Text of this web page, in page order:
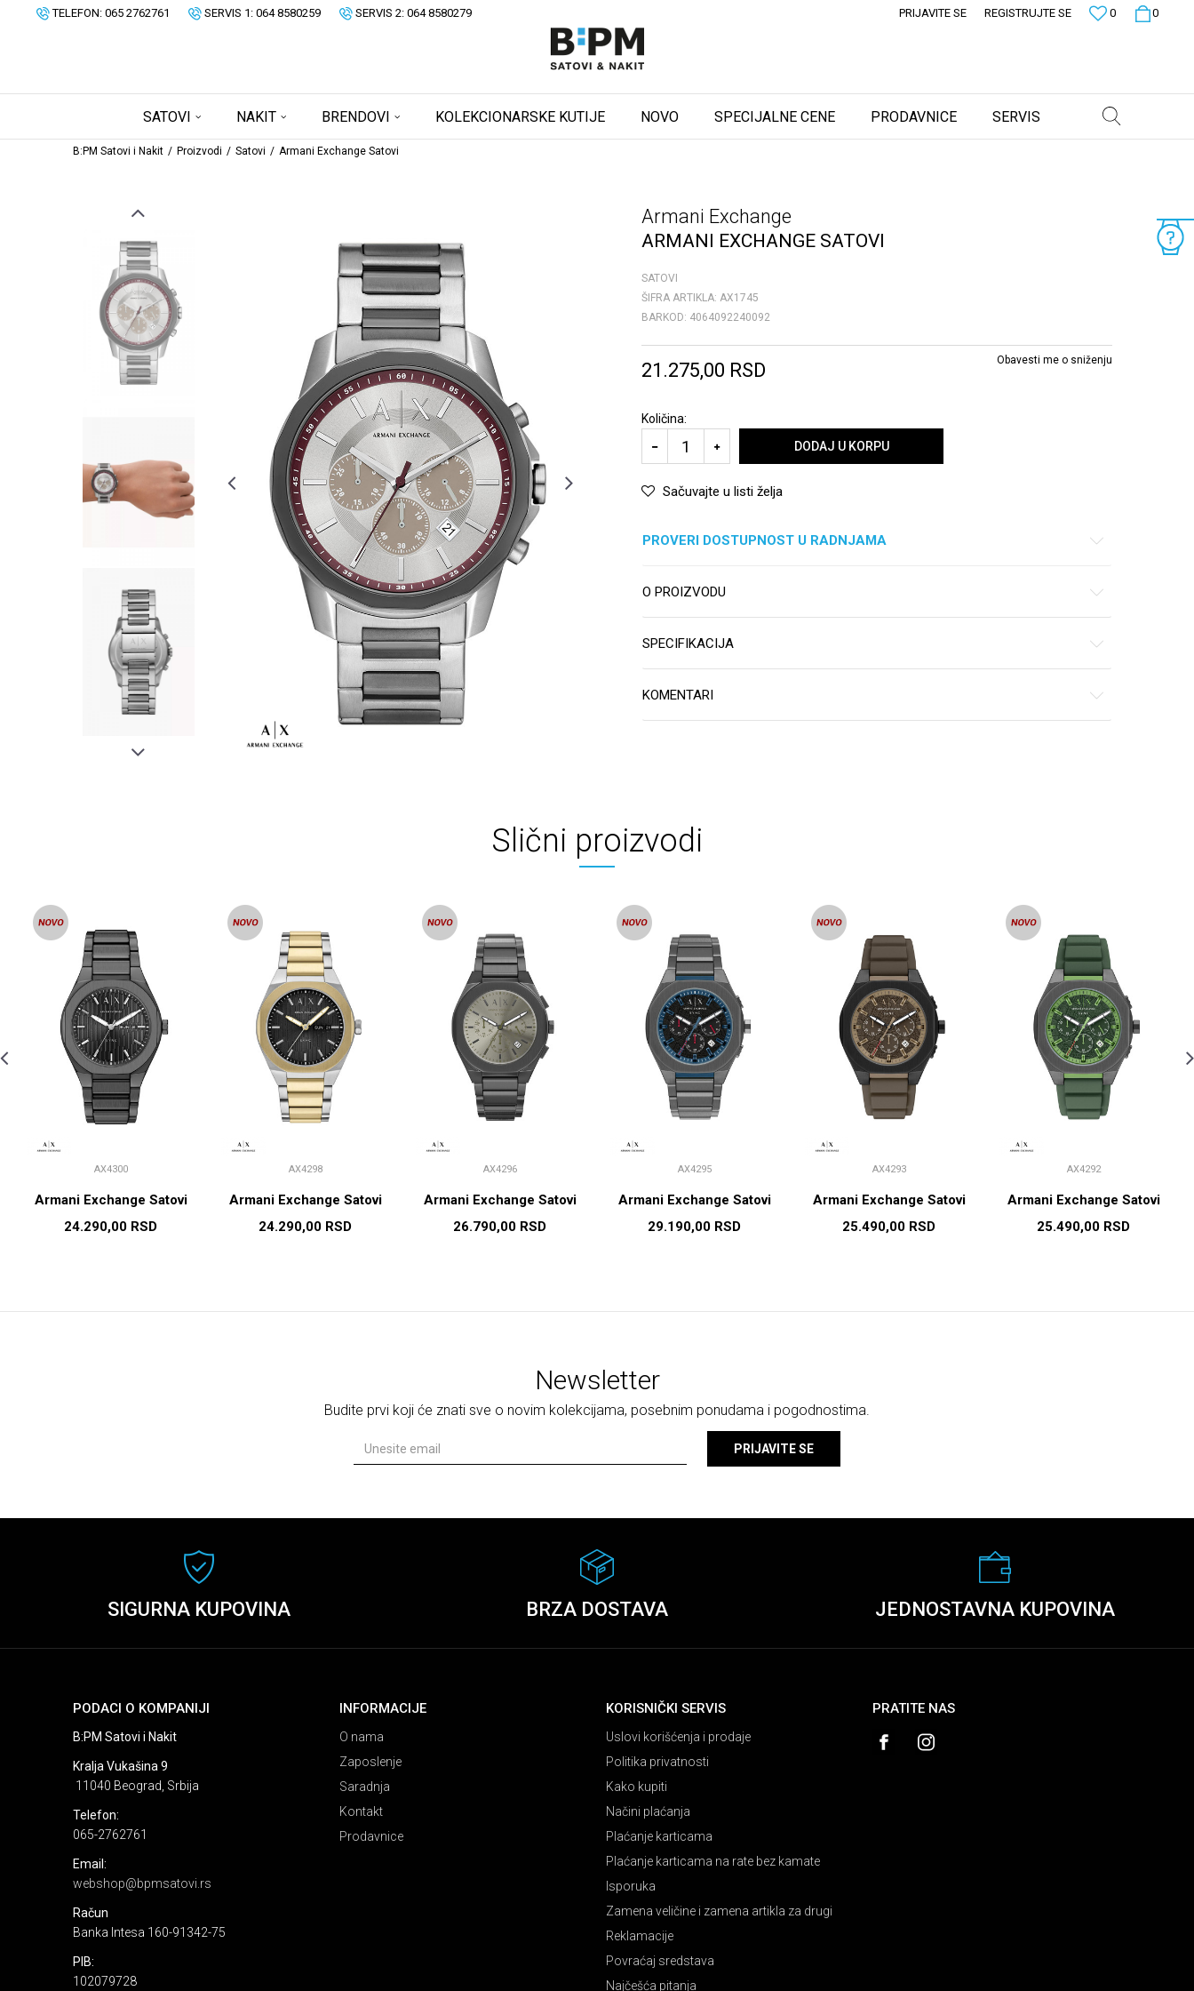
TELEFON: 065 2762761 SERVIS 1: 064 8580259 SERVIS 2: 064 8580279 0
0
PRIJAVITE SE REGISTRUJTE SE
SATOVI NAKIT BRENDOVI KOLEKCIONARSKE KUTIJE NOVO SPECIJALNE CENE PRODAVNICE SERVIS
B:PM Satovi i Nakit Proizvodi Satovi Armani Exchange Satovi
Armani Exchange
ARMANI EXCHANGE SATOVI
SATOVI
ŠIFRA ARTIKLA: AX1745
BARKOD: 4064092240092
21.275,00 RSD Obavesti me o sniženju
Količina:
DODAJ U KORPU
Sačuvajte u listi želja
PROVERI DOSTUPNOST U RADNJAMA
O PROIZVODU
SPECIFIKACIJA
KOMENTARI
Slični proizvodi
AX4300
Armani Exchange Satovi
24.290,00 RSD
AX4298
Armani Exchange Satovi
24.290,00 RSD
AX4296
Armani Exchange Satovi
26.790,00 RSD
AX4295
Armani Exchange Satovi
29.190,00 RSD
AX4293
Armani Exchange Satovi
25.490,00 RSD
AX4292
Armani Exchange Satovi
25.490,00 RSD
Newsletter
Budite prvi koji će znati sve o novim kolekcijama, posebnim ponudama i pogodnostima.
PRIJAVITE SE
SIGURNA KUPOVINA BRZA DOSTAVA JEDNOSTAVNA KUPOVINA
PODACI O KOMPANIJI
B:PM Satovi i Nakit
Kralja Vukašina 9
11040 Beograd, Srbija
Telefon:
065-2762761
Email:
webshop@bpmsatovi.rs
Račun
Banka Intesa 160-91342-75
PIB:
102079728
INFORMACIJE
O nama
Zaposlenje
Saradnja
Kontakt
Prodavnice
KORISNIČKI SERVIS
Uslovi korišćenja i prodaje
Politika privatnosti
Kako kupiti
Načini plaćanja
Plaćanje karticama
Plaćanje karticama na rate bez kamate
Isporuka
Zamena veličine i zamena artikla za drugi
Reklamacije
Povraćaj sredstava
Najčešća pitanja
PRATITE NAS